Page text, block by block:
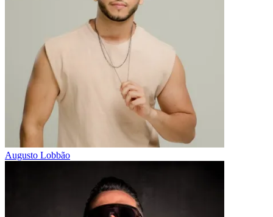
Augusto Lobbão